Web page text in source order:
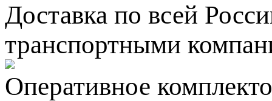
Доставка по всей
транспортными
Оперативное